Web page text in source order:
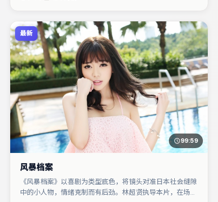
最新
99:59
风暴档案
《风暴档案》以喜剧为类型底色，将镜头对准日本社会缝隙
中的小人物，情绪克制而有后劲。林超贤执导本片，在场面